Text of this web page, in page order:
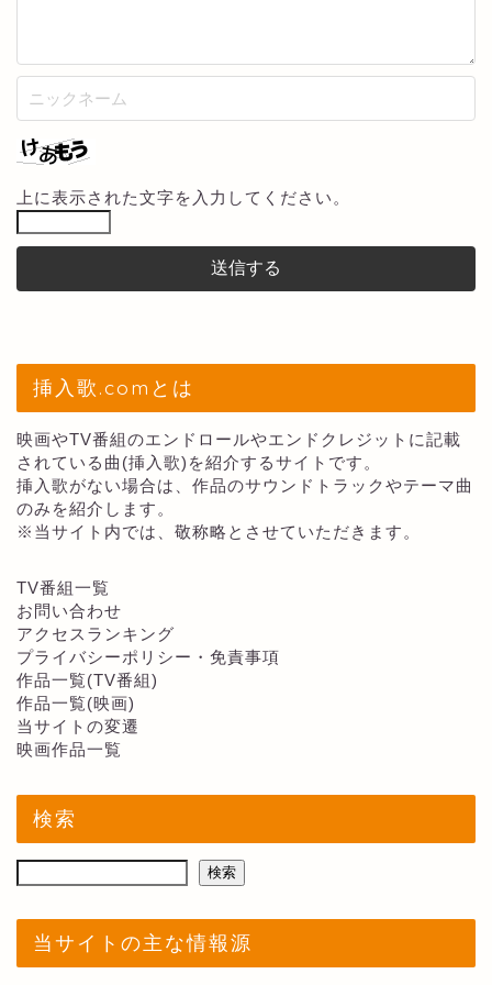
上に表示された文字を入力してください。
挿入歌.comとは
映画やTV番組のエンドロールやエンドクレジットに記載
されている曲(挿入歌)を紹介するサイトです。
挿入歌がない場合は、作品のサウンドトラックやテーマ曲
のみを紹介します。
※当サイト内では、敬称略とさせていただきます。
TV番組一覧
お問い合わせ
アクセスランキング
プライバシーポリシー・免責事項
作品一覧(TV番組)
作品一覧(映画)
当サイトの変遷
映画作品一覧
検索
検索
当サイトの主な情報源